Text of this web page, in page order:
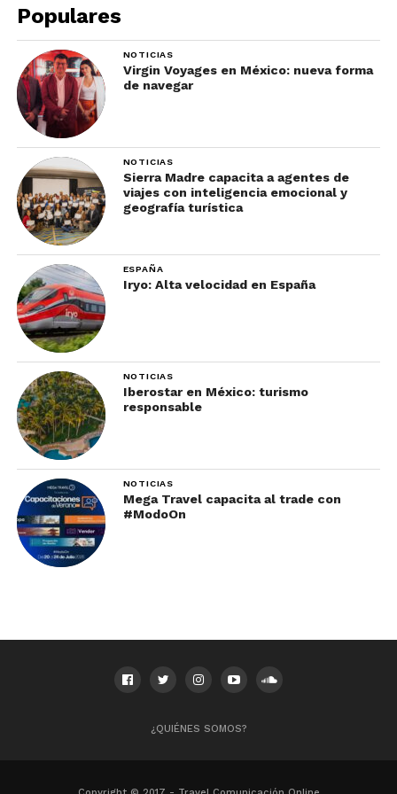
Populares
NOTICIAS
Virgin Voyages en México: nueva forma
de navegar
NOTICIAS
Sierra Madre capacita a agentes de
viajes con inteligencia emocional y
geografía turística
ESPAÑA
Iryo: Alta velocidad en España
NOTICIAS
Iberostar en México: turismo
responsable
NOTICIAS
Mega Travel capacita al trade con
#ModoOn
¿QUIÉNES SOMOS?